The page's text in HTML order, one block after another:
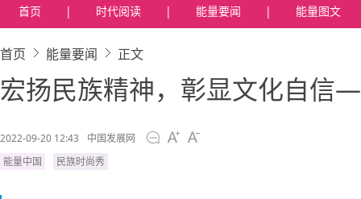
首页 | 时代阅读 | 能量要闻 | 能量图文
首页 能量要闻 正文
宏扬民族精神，彰显文化自
2022-09-20 12:43
中国发展网
能量中国
民族时尚秀